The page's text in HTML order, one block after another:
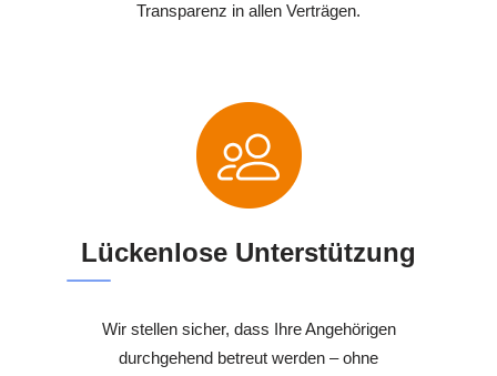
Transparenz in allen Verträgen.
Lückenlose Unterstützung
Wir stellen sicher, dass Ihre Angehörigen
durchgehend betreut werden – ohne